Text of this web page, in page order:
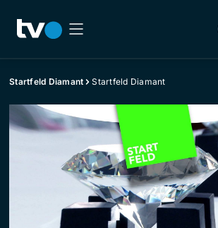
Startfeld Diamant Startfeld Diamant